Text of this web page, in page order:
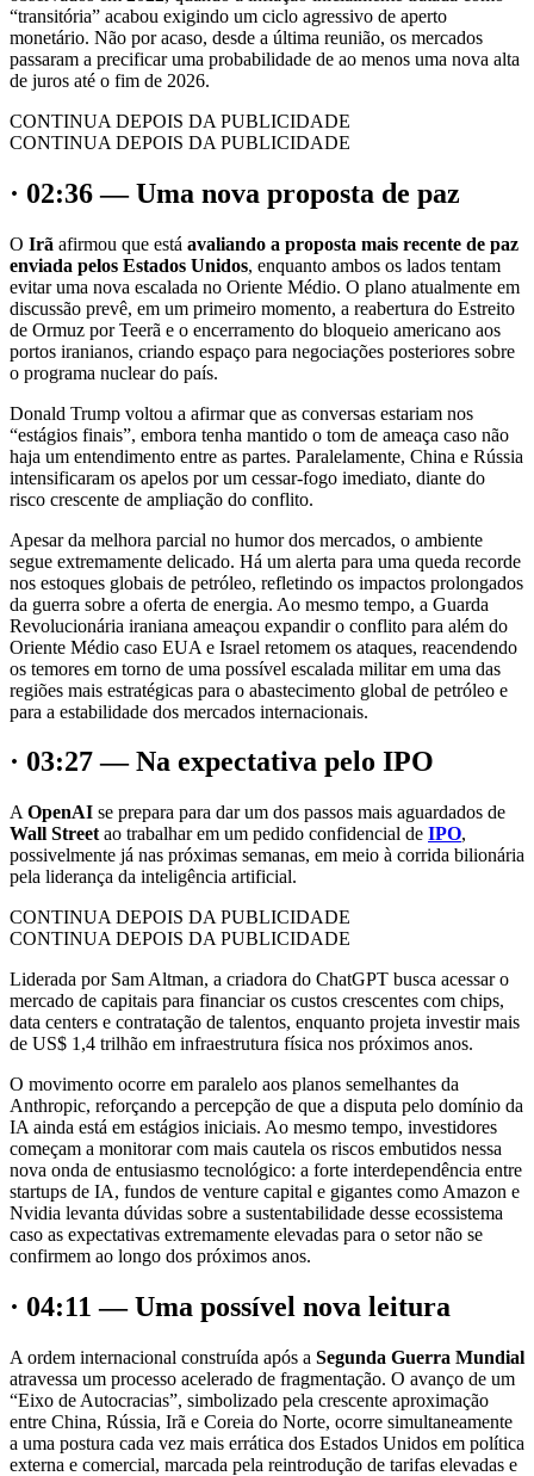
“transitória” acabou exigindo um ciclo agressivo de aperto
monetário. Não por acaso, desde a última reunião, os mercados
passaram a precificar uma probabilidade de ao menos uma nova alta
de juros até o fim de 2026.
CONTINUA DEPOIS DA PUBLICIDADE
CONTINUA DEPOIS DA PUBLICIDADE
· 02:36 — Uma nova proposta de paz
O Irã afirmou que está avaliando a proposta mais recente de paz
enviada pelos Estados Unidos, enquanto ambos os lados tentam
evitar uma nova escalada no Oriente Médio. O plano atualmente em
discussão prevê, em um primeiro momento, a reabertura do Estreito
de Ormuz por Teerã e o encerramento do bloqueio americano aos
portos iranianos, criando espaço para negociações posteriores sobre
o programa nuclear do país.
Donald Trump voltou a afirmar que as conversas estariam nos
“estágios finais”, embora tenha mantido o tom de ameaça caso não
haja um entendimento entre as partes. Paralelamente, China e Rússia
intensificaram os apelos por um cessar-fogo imediato, diante do
risco crescente de ampliação do conflito.
Apesar da melhora parcial no humor dos mercados, o ambiente
segue extremamente delicado. Há um alerta para uma queda recorde
nos estoques globais de petróleo, refletindo os impactos prolongados
da guerra sobre a oferta de energia. Ao mesmo tempo, a Guarda
Revolucionária iraniana ameaçou expandir o conflito para além do
Oriente Médio caso EUA e Israel retomem os ataques, reacendendo
os temores em torno de uma possível escalada militar em uma das
regiões mais estratégicas para o abastecimento global de petróleo e
para a estabilidade dos mercados internacionais.
· 03:27 — Na expectativa pelo IPO
A OpenAI se prepara para dar um dos passos mais aguardados de
Wall Street ao trabalhar em um pedido confidencial de IPO,
possivelmente já nas próximas semanas, em meio à corrida bilionária
pela liderança da inteligência artificial.
CONTINUA DEPOIS DA PUBLICIDADE
CONTINUA DEPOIS DA PUBLICIDADE
Liderada por Sam Altman, a criadora do ChatGPT busca acessar o
mercado de capitais para financiar os custos crescentes com chips,
data centers e contratação de talentos, enquanto projeta investir mais
de US$ 1,4 trilhão em infraestrutura física nos próximos anos.
O movimento ocorre em paralelo aos planos semelhantes da
Anthropic, reforçando a percepção de que a disputa pelo domínio da
IA ainda está em estágios iniciais. Ao mesmo tempo, investidores
começam a monitorar com mais cautela os riscos embutidos nessa
nova onda de entusiasmo tecnológico: a forte interdependência entre
startups de IA, fundos de venture capital e gigantes como Amazon e
Nvidia levanta dúvidas sobre a sustentabilidade desse ecossistema
caso as expectativas extremamente elevadas para o setor não se
confirmem ao longo dos próximos anos.
· 04:11 — Uma possível nova leitura
A ordem internacional construída após a Segunda Guerra Mundial
atravessa um processo acelerado de fragmentação. O avanço de um
“Eixo de Autocracias”, simbolizado pela crescente aproximação
entre China, Rússia, Irã e Coreia do Norte, ocorre simultaneamente
a uma postura cada vez mais errática dos Estados Unidos em política
externa e comercial, marcada pela reintrodução de tarifas elevadas e